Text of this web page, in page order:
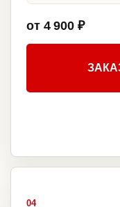
от 4 900 ₽
04